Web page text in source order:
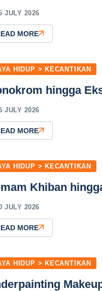
JULY 2026
MORE
HIDUP > KECANTIKAN
hingga
JULY 2026
MORE
HIDUP > KECANTIKAN
Khiban
JULY 2026
MORE
HIDUP > KECANTIKAN